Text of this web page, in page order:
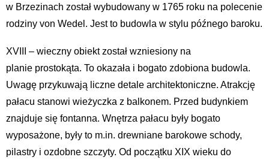
w Brzezinach został wybudowany w 1765 roku na polecenie
rodziny von Wedel. Jest to budowla w stylu późnego baroku.
XVIII – wieczny obiekt został wzniesiony na
planie prostokąta. To okazała i bogato zdobiona budowla.
Uwagę przykuwają liczne detale architektoniczne. Atrakcję
pałacu stanowi wieżyczka z balkonem. Przed budynkiem
znajduje się fontanna. Wnętrza pałacu były bogato
wyposażone, były to m.in. drewniane barokowe schody,
pilastry i ozdobne szczyty. Od początku XIX wieku do